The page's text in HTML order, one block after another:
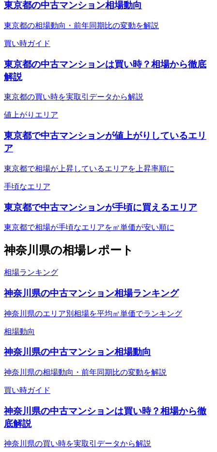
東京都の中古マンション相場動向
東京都の相場動向・前年同期比の変動を解説
買い時ガイド
東京都の中古マンションは買い時？相場から徹底
解説
東京都の買い時を実取引データから解説
値上がりエリア
東京都で中古マンションが値上がりしているエリ
ア
東京都で相場が上昇しているエリアを上昇率順に
手頃なエリア
東京都で中古マンションが手頃に買えるエリア
東京都で相場が手頃なエリアを㎡単価が安い順に
神奈川県の相場レポート
相場ランキング
神奈川県の中古マンション相場ランキング
神奈川県のエリア別相場を平均㎡単価でランキング
相場動向
神奈川県の中古マンション相場動向
神奈川県の相場動向・前年同期比の変動を解説
買い時ガイド
神奈川県の中古マンションは買い時？相場から徹
底解説
神奈川県の買い時を実取引データから解説